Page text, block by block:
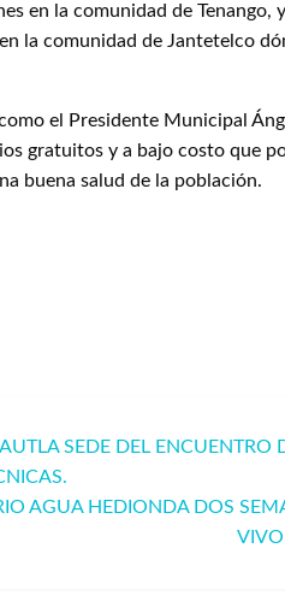
en la comunidad de
la comunidad de Jantetelco
el Presidente Municipal
gratuitos y a bajo costo que
buena salud de la población.
SEDE DEL ENCUENTRO
AGUA HEDIONDA DOS
VIVO